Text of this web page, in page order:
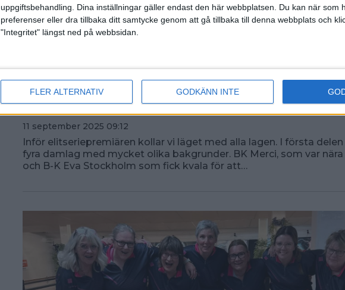
uppgiftsbehandling. Dina inställningar gäller endast den här webbplatsen. Du kan när som
preferenser eller dra tillbaka ditt samtycke genom att gå tillbaka till denna webbplats och
"Integritet" längst ned på webbsidan.
FLER ALTERNATIV GODKÄNN INTE
Inför elitseriestarten med BK
K Eva, BS Hässle och BK Prime
11 september 2025 09:12
Inför elitseriepremiären kollar vi läget med alla lagen. I första
fyra damlag med mycket olika bakgrunder. BK Merci, som var
och B-K Eva Stockholm som fick kvala för att…